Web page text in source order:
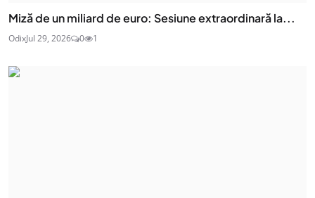
Miză de un miliard de euro: Sesiune extraordinară la...
OdixJul 29, 2026 0 1